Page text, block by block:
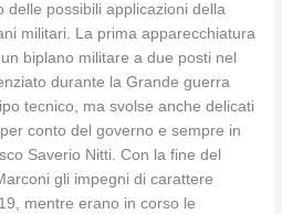
delle possibili applicazioni della
militari. La prima apparecchiatura
biplano militare a due posti nel
durante la Grande guerra
tecnico, ma svolse anche delicati
conto del governo e sempre in
Saverio Nitti. Con la fine del
gli impegni di carattere
mentre erano in corso le